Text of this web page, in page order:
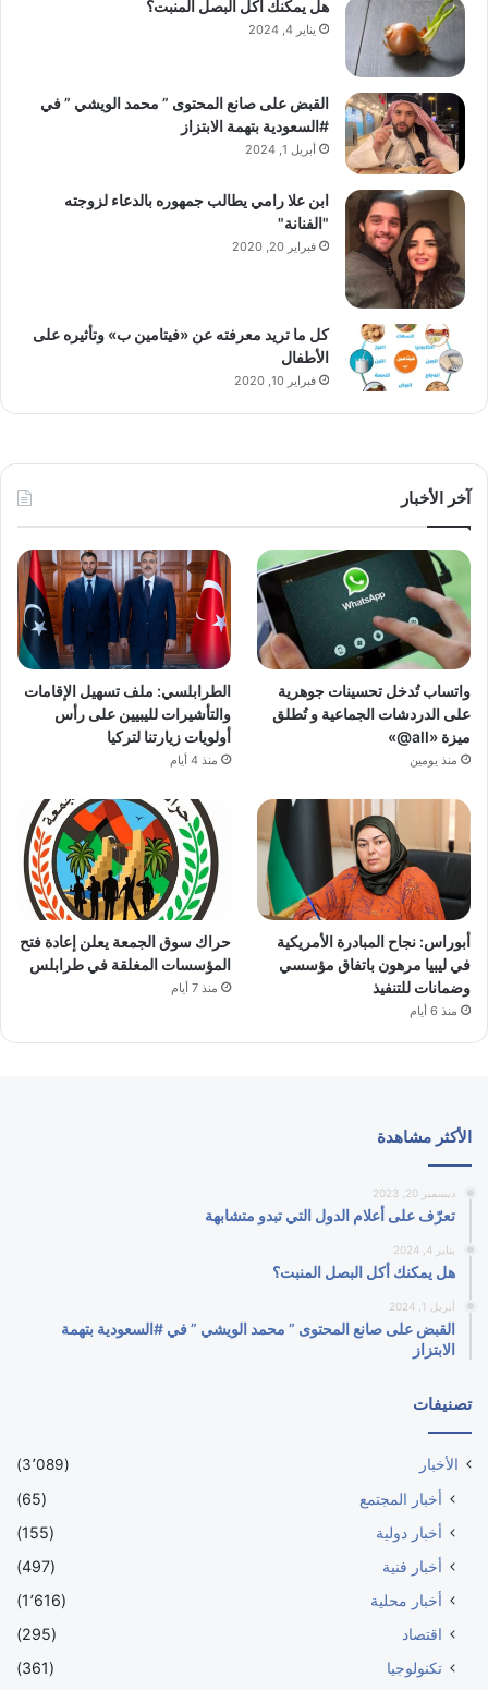
هل يمكنك أكل البصل المنبت؟
يناير 4, 2024
القبض على صانع المحتوى ” محمد الويشي ” في
#السعودية بتهمة الابتزاز
أبريل 1, 2024
ابن علا رامي يطالب جمهوره بالدعاء لزوجته
"الفنانة"
فبراير 20, 2020
كل ما تريد معرفته عن «فيتامين ب» وتأثيره على
الأطفال
فبراير 10, 2020
آخر الأخبار
واتساب تُدخل تحسينات جوهرية
على الدردشات الجماعية و تُطلق
ميزة «all@»
منذ يومين
الطرابلسي: ملف تسهيل الإقامات
والتأشيرات لليبيين على رأس
أولويات زيارتنا لتركيا
منذ 4 أيام
أبوراس: نجاح المبادرة الأمريكية
في ليبيا مرهون باتفاق مؤسسي
وضمانات للتنفيذ
منذ 6 أيام
حراك سوق الجمعة يعلن إعادة فتح
المؤسسات المغلقة في طرابلس
منذ 7 أيام
الأكثر مشاهدة
ديسمبر 20, 2023
تعرّف على أعلام الدول التي تبدو متشابهة
يناير 4, 2024
هل يمكنك أكل البصل المنبت؟
أبريل 1, 2024
القبض على صانع المحتوى ” محمد الويشي ” في #السعودية بتهمة
الابتزاز
تصنيفات
الأخبار (3٬089)
أخبار المجتمع
(65)
أخبار دولية
(155)
أخبار فنية
(497)
أخبار محلية
(1٬616)
اقتصاد
(295)
تكنولوجيا
(361)